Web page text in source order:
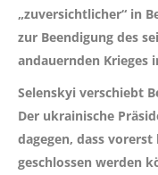
„zuversichtlicher“ in
zur Beendigung des
andauernden Krieges
Selenskyi verschiebt
Der ukrainische
dagegen, dass
geschlossen werden